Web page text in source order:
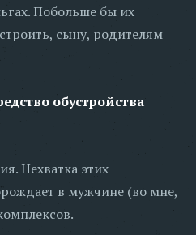
Побольше бы их
сыну, родителям
обустройства
Нехватка этих
в мужчине (во мне,